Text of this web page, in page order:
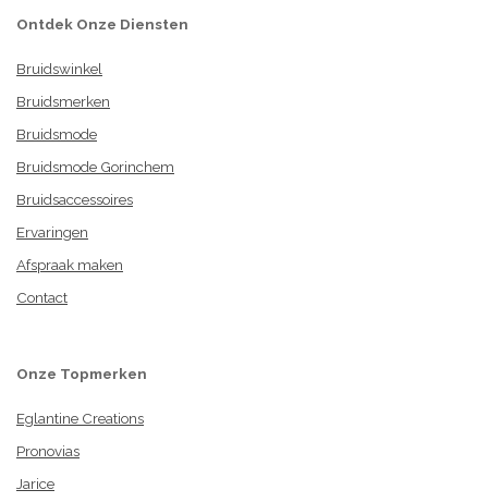
Ontdek Onze Diensten
Bruidswinkel
Bruidsmerken
Bruidsmode
Bruidsmode Gorinchem
Bruidsaccessoires
Ervaringen
Afspraak maken
Contact
Onze Topmerken
Eglantine Creations
Pronovias
Jarice